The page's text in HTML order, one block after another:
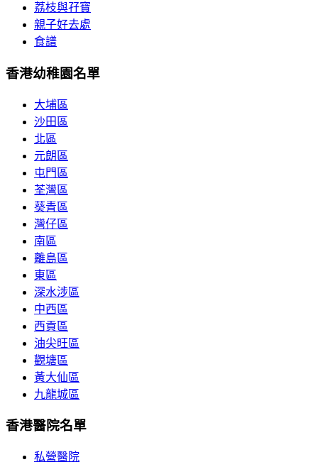
荔枝與孖寶
親子好去處
食譜
香港幼稚園名單
大埔區
沙田區
北區
元朗區
屯門區
荃灣區
葵青區
灣仔區
南區
離島區
東區
深水涉區
中西區
西貢區
油尖旺區
觀塘區
黃大仙區
九龍城區
香港醫院名單
私營醫院